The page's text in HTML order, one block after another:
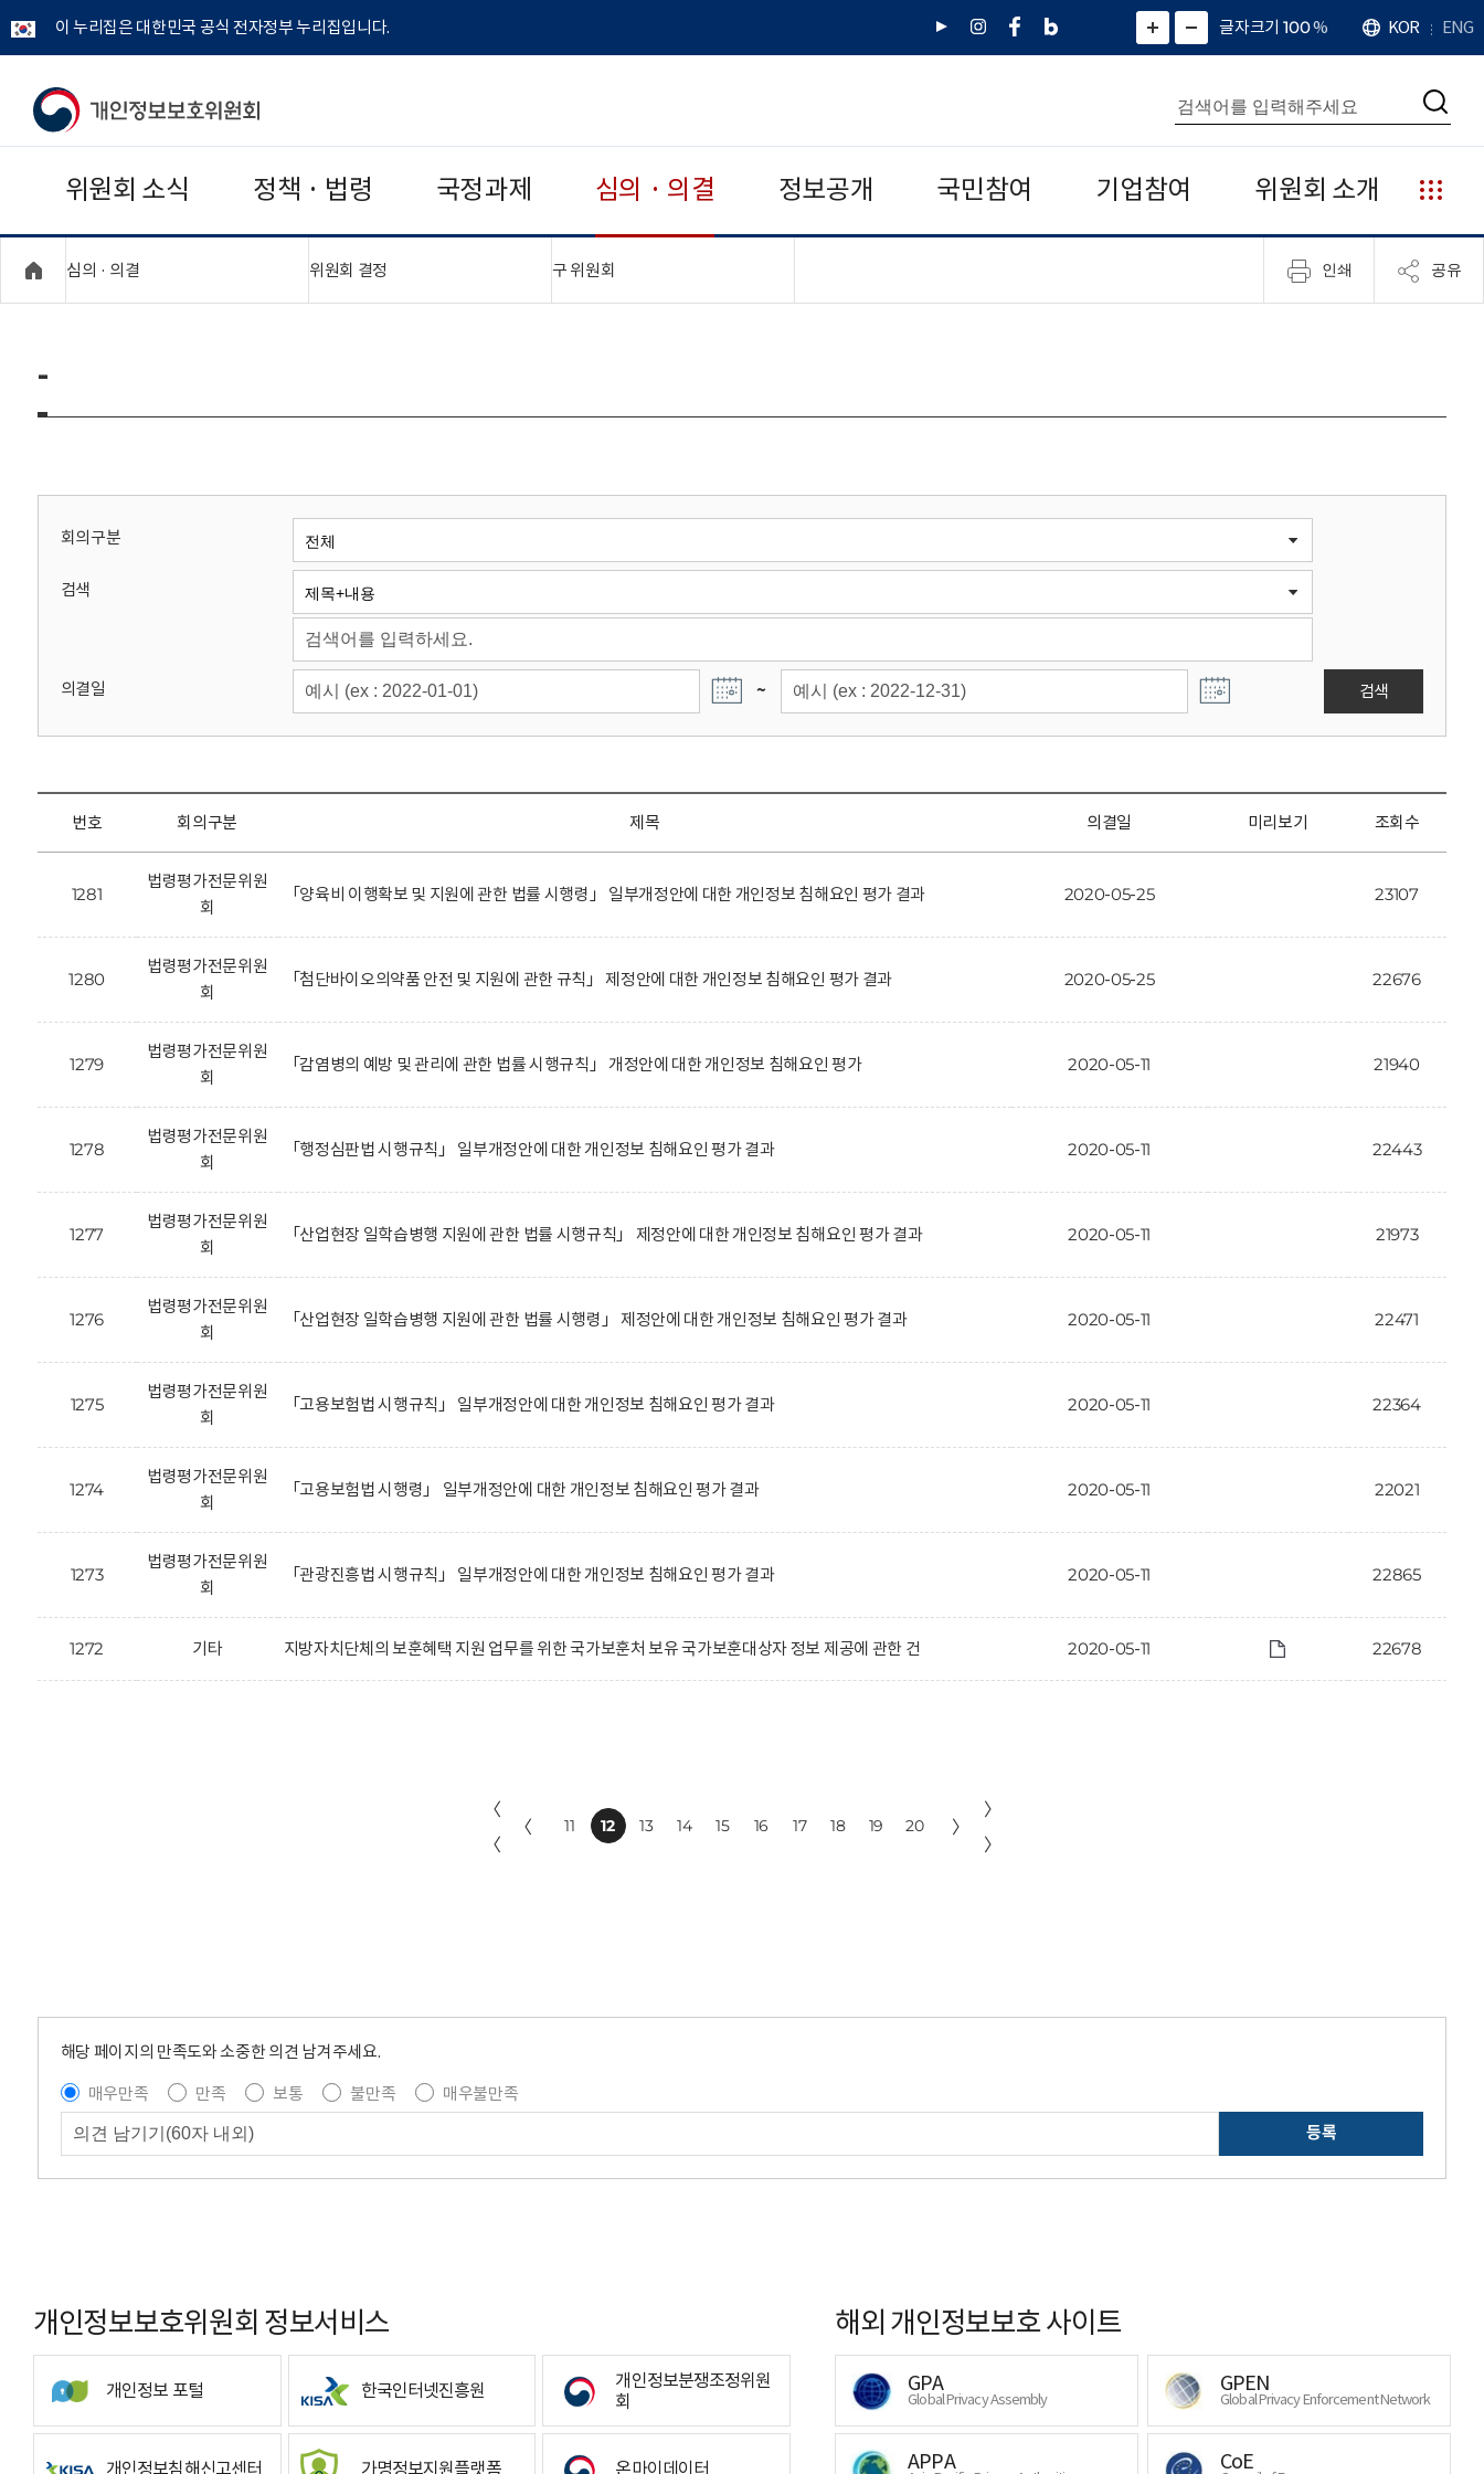
이 누리집은 대한민국 공식 전자정부 누리집입니다.
유
인
페
네
그
)
화
면
면
소
확
대
치
글자크기 100%
언
어
KOR ENG
개
보
보
위
회
통
합
검
색
검
위원회 소식 정책 · 법령 국정과제 심의 · 의결 정보공개 국민참여 기업참여 위원회 소개
누
리
집
안
심의 · 의결 위원회 결정 구 위원회 인쇄 공유
-
회의구분
검색
의결일 ~ 검색
번호 회의구분 제목 의결일 미리보기 조회수
1281
법령평가전문위원
회
「양육비 이행확보 및 지원에 관한 법률 시행령」 일부개정안에 대한 개인정보 침해요인 평가 결과 2020-05-25 23107
1280
법령평가전문위원
회
「첨단바이오의약품 안전 및 지원에 관한 규칙」 제정안에 대한 개인정보 침해요인 평가 결과 2020-05-25 22676
1279
법령평가전문위원
회
「감염병의 예방 및 관리에 관한 법률 시행규칙」 개정안에 대한 개인정보 침해요인 평가 2020-05-11 21940
1278
법령평가전문위원
회
「행정심판법 시행규칙」 일부개정안에 대한 개인정보 침해요인 평가 결과 2020-05-11 22443
1277
법령평가전문위원
회
「산업현장 일학습병행 지원에 관한 법률 시행규칙」 제정안에 대한 개인정보 침해요인 평가 결과 2020-05-11 21973
1276
법령평가전문위원
회
「산업현장 일학습병행 지원에 관한 법률 시행령」 제정안에 대한 개인정보 침해요인 평가 결과 2020-05-11 22471
1275
법령평가전문위원
회
「고용보험법 시행규칙」 일부개정안에 대한 개인정보 침해요인 평가 결과 2020-05-11 22364
1274
법령평가전문위원
회
「고용보험법 시행령」 일부개정안에 대한 개인정보 침해요인 평가 결과 2020-05-11 22021
1273
법령평가전문위원
회
「관광진흥법 시행규칙」 일부개정안에 대한 개인정보 침해요인 평가 결과 2020-05-11 22865
1272 기타 지방자치단체의 보훈혜택 지원 업무를 위한 국가보훈처 보유 국가보훈대상자 정보 제공에 관한 건 2020-05-11 22678
〈
〈
〈 11 12 13 14 15 16 17 18 19 20 〉
〉
〉
해당 페이지의 만족도와 소중한 의견 남겨주세요.
매우만족
만족 보통 불만족
매우불만족
등록
개인정보보호위원회 정보서비스
개인정보 포털 한국인터넷진흥원
개인정보분쟁조정위원
회
개인정보침해신고센터 가명정보지원플랫폼 온마이데이터
해외 개인정보보호 사이트
GPA
Global Privacy Assembly
GPEN
Global Privacy Enforcement Network
APPA CoE